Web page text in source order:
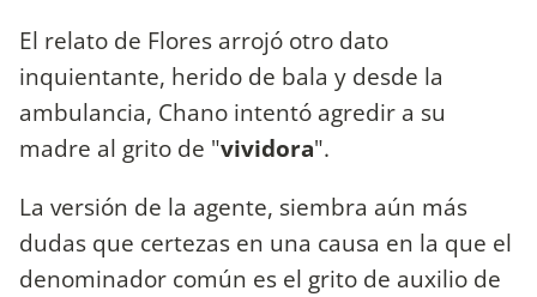
El relato de Flores arrojó otro dato
inquientante, herido de bala y desde la
ambulancia, Chano intentó agredir a su
madre al grito de "vividora".
La versión de la agente, siembra aún más
dudas que certezas en una causa en la que el
denominador común es el grito de auxilio de